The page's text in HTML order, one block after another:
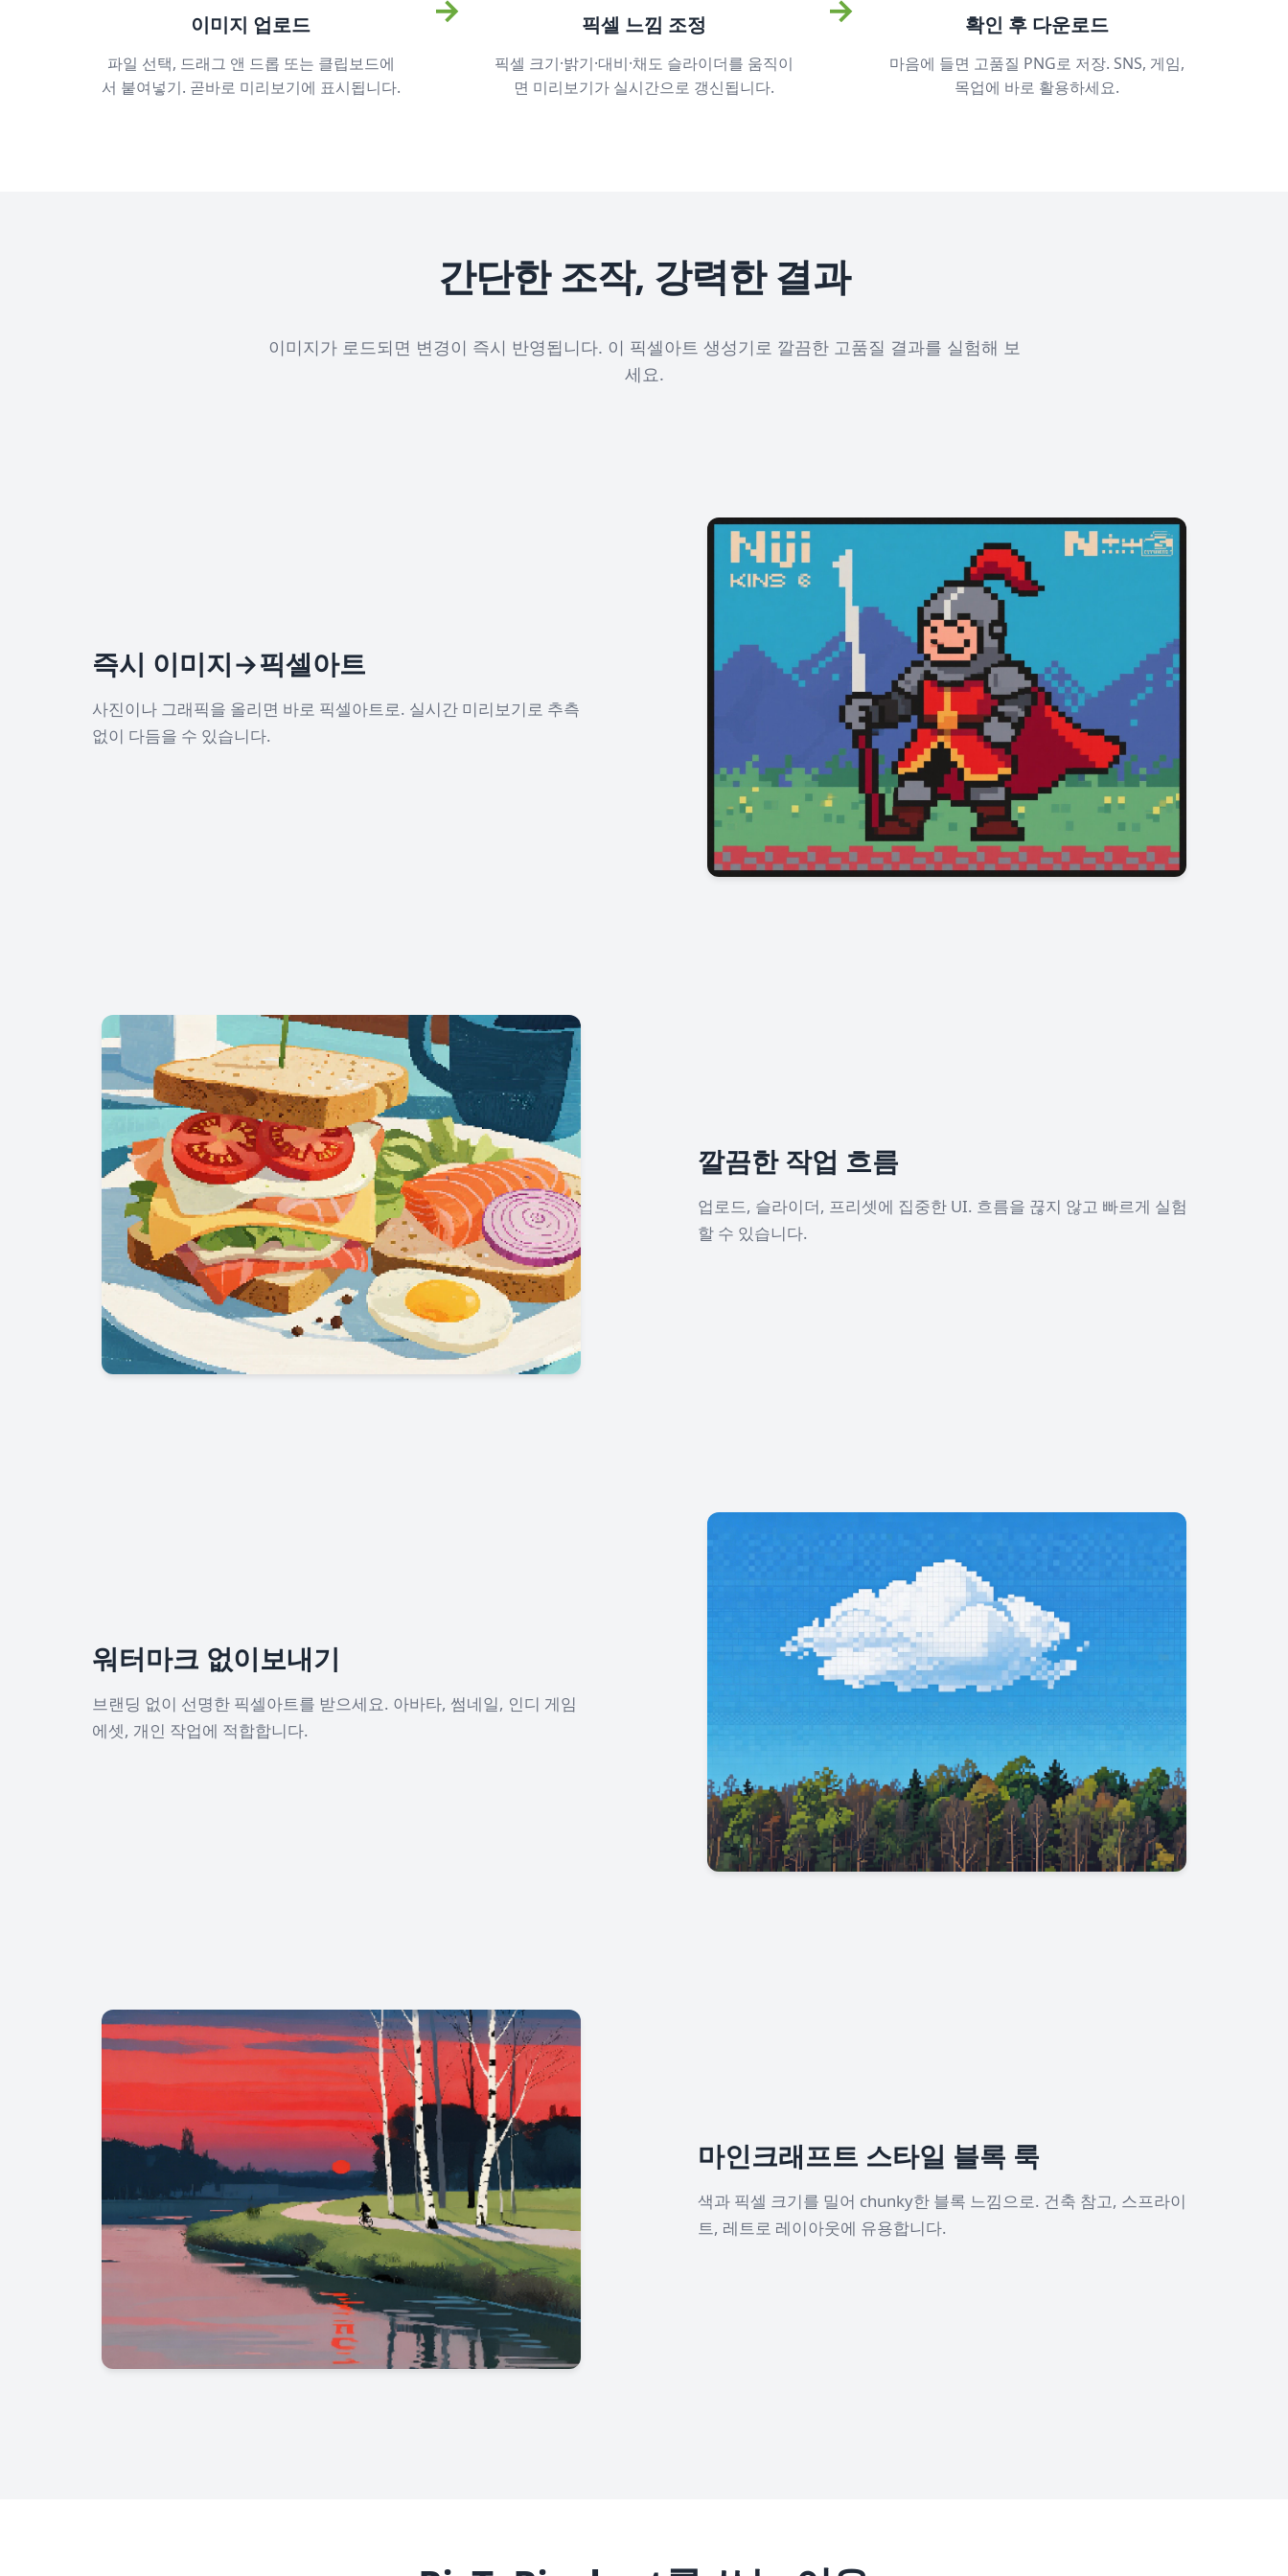
이미지 업로드
파일 선택, 드래그 앤 드롭 또는 클립보드에
서 붙여넣기. 곧바로 미리보기에 표시됩니다.
→ 픽셀 느낌 조정
픽셀 크기·밝기·대비·채도 슬라이더를 움직이
면 미리보기가 실시간으로 갱신됩니다.
→ 확인 후 다운로드
마음에 들면 고품질 PNG로 저장. SNS, 게임,
목업에 바로 활용하세요.
간단한 조작, 강력한 결과
이미지가 로드되면 변경이 즉시 반영됩니다. 이 픽셀아트 생성기로 깔끔한 고품질 결과를 실험해 보
세요.
즉시 이미지→픽셀아트
사진이나 그래픽을 올리면 바로 픽셀아트로. 실시간 미리보기로 추측
없이 다듬을 수 있습니다.
깔끔한 작업 흐름
업로드, 슬라이더, 프리셋에 집중한 UI. 흐름을 끊지 않고 빠르게 실험
할 수 있습니다.
워터마크 없이보내기
브랜딩 없이 선명한 픽셀아트를 받으세요. 아바타, 썸네일, 인디 게임
에셋, 개인 작업에 적합합니다.
마인크래프트 스타일 블록 룩
색과 픽셀 크기를 밀어 chunky한 블록 느낌으로. 건축 참고, 스프라이
트, 레트로 레이아웃에 유용합니다.